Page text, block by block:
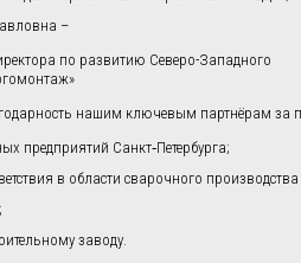
–
по развитию Северо-Западного
нашим ключевым партнёрам за
предприятий Санкт‑Петербурга;
в области сварочного
заводу.